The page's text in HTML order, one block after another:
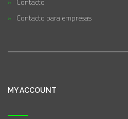
Contacto para empresas
MY ACCOUNT